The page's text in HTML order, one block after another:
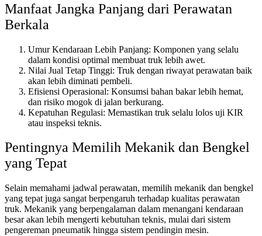
Manfaat Jangka Panjang dari Perawatan
Berkala
Umur Kendaraan Lebih Panjang: Komponen yang selalu
dalam kondisi optimal membuat truk lebih awet.
Nilai Jual Tetap Tinggi: Truk dengan riwayat perawatan baik
akan lebih diminati pembeli.
Efisiensi Operasional: Konsumsi bahan bakar lebih hemat,
dan risiko mogok di jalan berkurang.
Kepatuhan Regulasi: Memastikan truk selalu lolos uji KIR
atau inspeksi teknis.
Pentingnya Memilih Mekanik dan Bengkel
yang Tepat
Selain memahami jadwal perawatan, memilih mekanik dan bengkel
yang tepat juga sangat berpengaruh terhadap kualitas perawatan
truk. Mekanik yang berpengalaman dalam menangani kendaraan
besar akan lebih mengerti kebutuhan teknis, mulai dari sistem
pengereman pneumatik hingga sistem pendingin mesin.